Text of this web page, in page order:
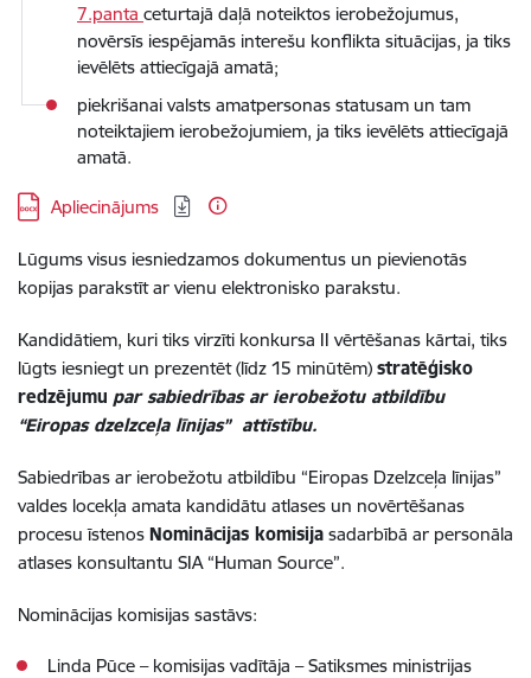
7.panta ceturtajā daļā noteiktos ierobežojumus,
novērsīs iespējamās interešu konflikta situācijas, ja tiks
ievēlēts attiecīgajā amatā;
piekrišanai valsts amatpersonas statusam un tam
noteiktajiem ierobežojumiem, ja tiks ievēlēts attiecīgajā
amatā.
Lejupielādēt:
Apliecinājums
Lūgums visus iesniedzamos dokumentus un pievienotās
kopijas parakstīt ar vienu elektronisko parakstu.
Kandidātiem, kuri tiks virzīti konkursa II vērtēšanas kārtai, tiks
lūgts iesniegt un prezentēt (līdz 15 minūtēm) stratēģisko
redzējumu par sabiedrības ar ierobežotu atbildību
“Eiropas dzelzceļa līnijas” attīstību.
Sabiedrības ar ierobežotu atbildību “Eiropas Dzelzceļa līnijas”
valdes locekļa amata kandidātu atlases un novērtēšanas
procesu īstenos Nominācijas komisija sadarbībā ar personāla
atlases konsultantu SIA “Human Source”.
Nominācijas komisijas sastāvs:
Linda Pūce – komisijas vadītāja – Satiksmes ministrijas